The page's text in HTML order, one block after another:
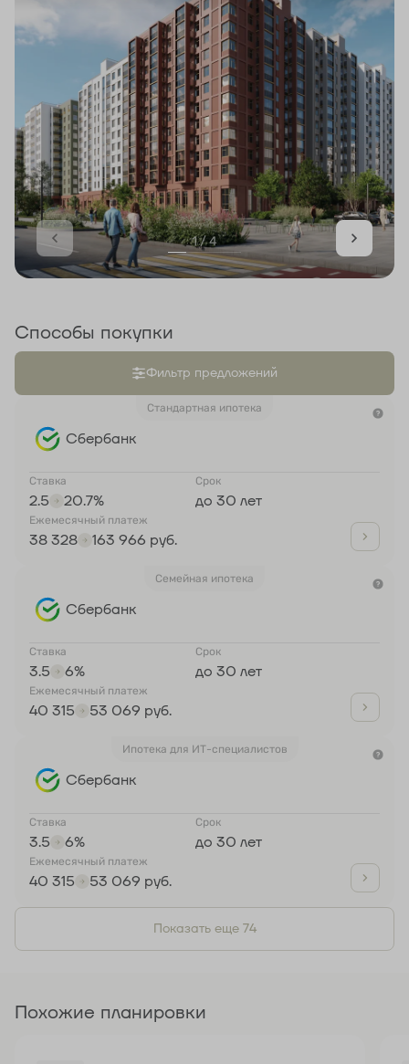
1 / 4
Способы покупки
Фильтр предложений
Стандартная ипотека
Сбербанк
Ставка
2.5 20.7%
Срок
до 30 лет
Ежемесячный платеж
38 328 163 966 руб.
Семейная ипотека
Сбербанк
Ставка
3.5 6%
Срок
до 30 лет
Ежемесячный платеж
40 315 53 069 руб.
Ипотека для ИТ-специалистов
Сбербанк
Ставка
3.5 6%
Срок
до 30 лет
Ежемесячный платеж
40 315 53 069 руб.
Показать еще 74
Похожие планировки